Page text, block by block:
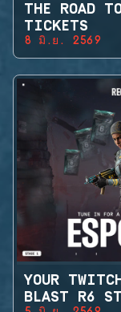
THE ROAD
TICKETS
8 มิ.ย. 2569
YOUR
BLAST R6